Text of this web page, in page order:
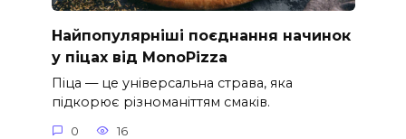
Найпопулярніші поєднання начинок
у піцах від MonoPizza
Піца — це універсальна страва, яка
підкорює різноманіттям смаків.
0 16